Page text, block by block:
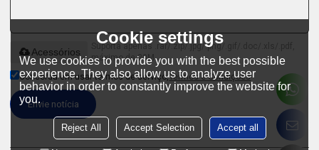
Suporta apenas .rar/.zip/.jpg/.png/.gif/.doc/.xls/.pdf,
máximo de 20M
Acessórios
Concorda em usar termos de serviço,Termos e Condições
Envie notícia
Cookie settings
We use cookies to provide you with the best possible
experience. They also allow us to analyze user
behavior in order to constantly improve the website for
you.
Reject All Accept Selection Accept all